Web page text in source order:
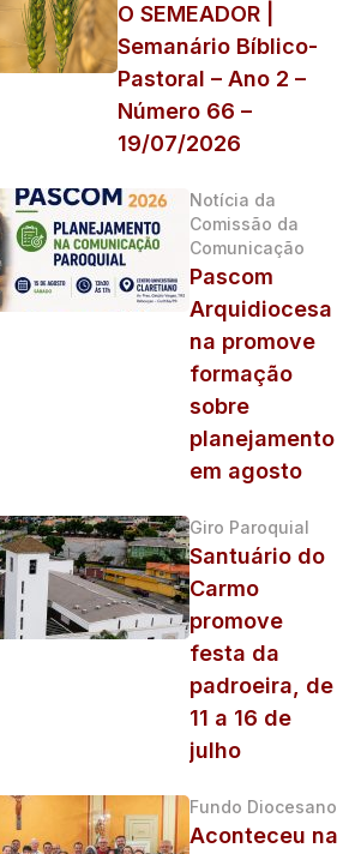
O SEMEADOR |
Semanário Bíblico-
Pastoral – Ano 2 –
Número 66 –
19/07/2026
Notícia da
Comissão da
Comunicação
Pascom
Arquidiocesa
na promove
formação
sobre
planejamento
em agosto
Giro Paroquial
Santuário do
Carmo
promove
festa da
padroeira, de
11 a 16 de
julho
Fundo Diocesano
Aconteceu na